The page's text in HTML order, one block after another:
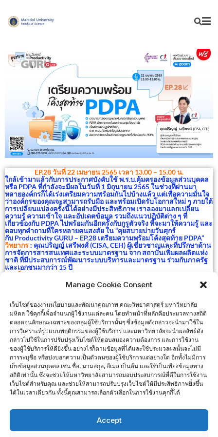
Manage Cookie Consent
เว็บไซต์ของงานนโยบายและพัฒนาคุณภาพ คณะวิทยาศาสตร์ มหาวิทยาลัย
มหิดล ใช้คุกกี้เพื่อจำแนกผู้ใช้งานแต่ละคน โดยทำหน้าที่หลักคือประมวลทางสถิติ
ตลอดจนลักษณะเฉพาะของกลุ่มผู้ใช้บริการนั้นๆ ซึ่งข้อมูลดังกล่าวจะนำมาใช้ใน
การวิเคราะห์รูปแบบพฤติกรรมของผู้ใช้บริการ และมหาวิทยาลัยจะนำผลลัพธ์ดัง
กล่าวไปใช้ในการปรับปรุงเว็บไซต์ให้ตอบสนองความต้องการ และการใช้งาน
ของผู้ใช้บริการให้ดียิ่งขึ้น อย่างไรก็ตามข้อมูลที่ได้และใช้ประมวลผลนั้นจะไม่มี
การระบุชื่อ หรือบ่งบอกความเป็นตัวตนของผู้ใช้บริการแต่อย่างใด อีกทั้งไม่มีการ
เก็บข้อมูลส่วนบุคคล เช่น ชื่อ, นามสกุล, อีเมล เป็นต้น และใช้เป็นเพียงข้อมูลทาง
สถิติเท่านั้น ซึ่งจะช่วยให้มหาวิทยาลัยสามารถมอบประสบการณ์ที่ดีในการใช้งาน
เว็บไซต์สำหรับคุณ และช่วยให้สามารถปรับปรุงเว็บไซต์ให้มีประสิทธิภาพยิ่งขึ้น
ได้ในเวลาเดียวกัน ทั้งนี้คุณสามารถเลือกตัวเลือกในการใช้งานคุกกี้ได้
Accept
EP.28 วันที่ 22 เมษายน 2565 เวลา 13.00 – 15.00 น.
ใกล้เข้ามาแล้วกับการประกาศบังคับใช้ พ.ร.บ.คุ้มครองข้อมูลส่วนบุคคล
หรือ PDPAที่กำลังจะมีผลในวันที่ 1 มิถุนายน 2565ในช่วงที่ผ่านมา
หลายองค์กรก็ได้เร่งเตรียมความพร้อมกันไปบ้างแล้ว แต่เพื่อความมั่นใจ
ว่าองค์กรของคุณจะสามารถรับมือ และพร้อมเปิดรับโอกาสใหม่ ๆ ภายใต้
การเปลี่ยนแปลงครั้งนี้ได้อย่างมีประสิทธิภาพ เราลองมาแลกเปลี่ยน
ความรู้ ความเข้าใจ และอัปเดตข้อมูล รวมถึงแนวปฏิบัติต่าง ๆ ที่
เกี่ยวข้องกับ PDPAไปพร้อมกันอีกครั้งกับกูรูตัวจริง ที่จะมาให้ความรู้ และ
ตอบทุกคำถามที่ใครหลายคนสงสัย ใน “คุยสบายบ่ายวันศุกร์
กับ Productivity GURU – EP.28 เตรียมความพร้อมโค้งสุดท้าย PDPA”
วิทยากร : คุณปริญญ์ เสรีพงศ์ (CISA, CEH) ผู้เชี่ยวชาญและที่ปรึกษาด้าน
การจัดการสารสนเทศและระบบมาตรฐาน จาก สถาบันเพิ่มผลผลิตแห่ง
ชาติ ที่มีประสบการณ์พัฒนาระบบบริหารและมาตรฐาน ร่วมกับภาครัฐ
และเอกชนมากว่า 15ปี
เจตนารมณ์ของกฎหมายคุ้มครองข้อมูลส่วนบุคคล
เช็คลิสต์แนวปฏิบัติที่สำคัญตาม พ.ร.บ.คุ้มครองข้อมูลส่วนบุคคล
สนใจสมัครเข้าร่วมกิจกรรม
Click here
ที่มา : https://www.ftpi.or.th/
จำนวนผู้เยี่ยมชม : 756